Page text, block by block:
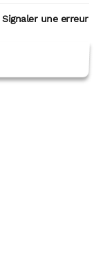
Signaler une erreur